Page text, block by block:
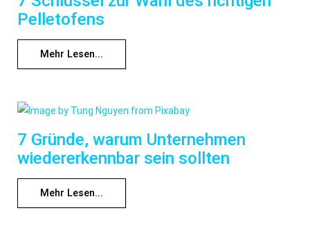
Pelletofens
Mehr Lesen...
7 Gründe, warum Unternehmen
wiedererkennbar sein sollten
Mehr Lesen...